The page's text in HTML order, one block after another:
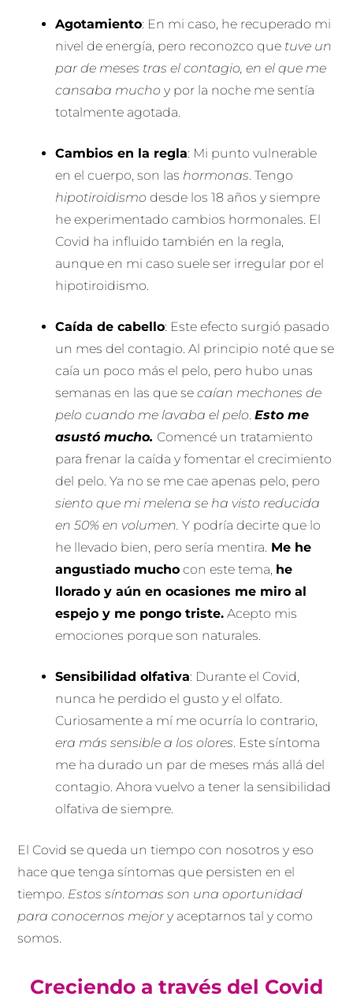
Agotamiento: En mi caso, he recuperado mi
nivel de energía, pero reconozco que tuve un
par de meses tras el contagio, en el que me
cansaba muchoy por la noche me sentía
totalmente agotada.
Cambios en la regla: Mi punto vulnerable
en el cuerpo, son las hormonas. Tengo
hipotiroidismo desde los 18 años y siempre
he experimentado cambios hormonales. El
Covid ha influido también en la regla,
aunque en mi caso suele ser irregular por el
hipotiroidismo.
Caída de cabello: Este efecto surgió pasado
un mes del contagio. Al principio noté que se
caía un poco más el pelo, pero hubo unas
semanas en las que secaían mechones de
pelo cuando me lavaba el pelo.Esto me
asustó mucho. Comencé un tratamiento
para frenar la caída y fomentar el crecimiento
del pelo. Ya no se me cae apenas pelo, pero
siento que mi melena se ha visto reducida
en 50% en volumen. Y podría decirte que lo
he llevado bien, pero sería mentira. Me he
angustiado mucho con este tema, he
llorado y aún en ocasiones me miro al
espejo y me pongo triste. Acepto mis
emociones porque son naturales.
Sensibilidad olfativa: Durante el Covid,
nunca he perdido el gusto y el olfato.
Curiosamente a mí me ocurría lo contrario,
era más sensible a los olores. Este síntoma
me ha durado un par de meses más allá del
contagio. Ahora vuelvo a tener la sensibilidad
olfativa de siempre.
El Covid se queda un tiempo con nosotros y eso
hace que tenga síntomas que persisten en el
tiempo. Estos síntomas son una oportunidad
para conocernos mejory aceptarnos tal y como
somos.
Creciendo a través del Covid